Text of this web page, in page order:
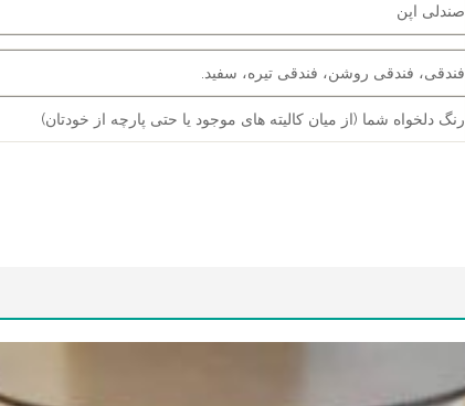
صندلی اپن
فندقی، فندقی روشن، فندقی تیره، سفید.
رنگ دلخواه شما (از میان کالیته های موجود یا حتی پارچه از خودتان)